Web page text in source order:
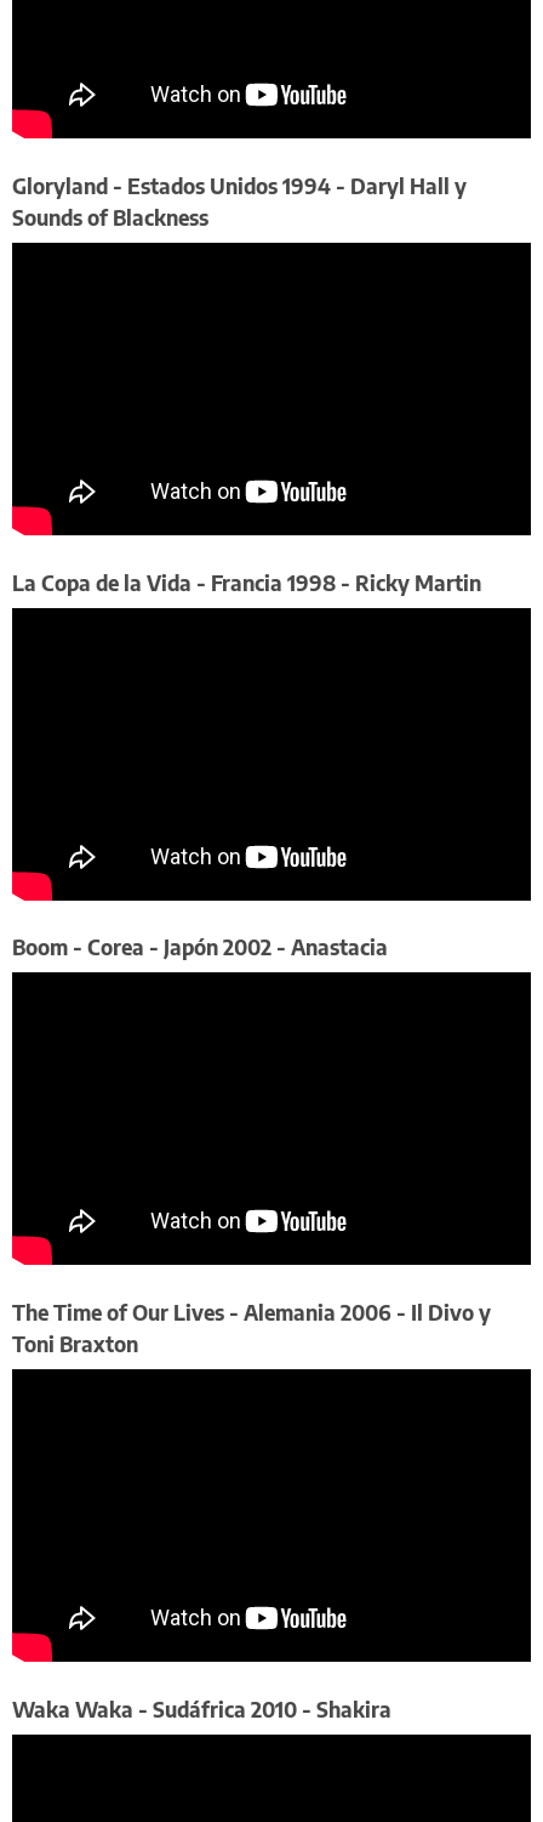
​Gloryland - Estados Unidos 1994 - Daryl Hall y
Sounds of Blackness
La Copa de la Vida - Francia 1998 - Ricky Martin
​Boom - Corea - Japón 2002 - Anastacia
​The Time of Our Lives - Alemania 2006 - Il Divo y
Toni Braxton
​Waka Waka - Sudáfrica 2010 - Shakira